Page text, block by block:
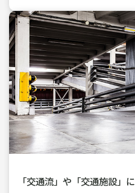
「交通流」や「交通施設」に